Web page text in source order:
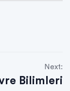
Next:
Bilimleri